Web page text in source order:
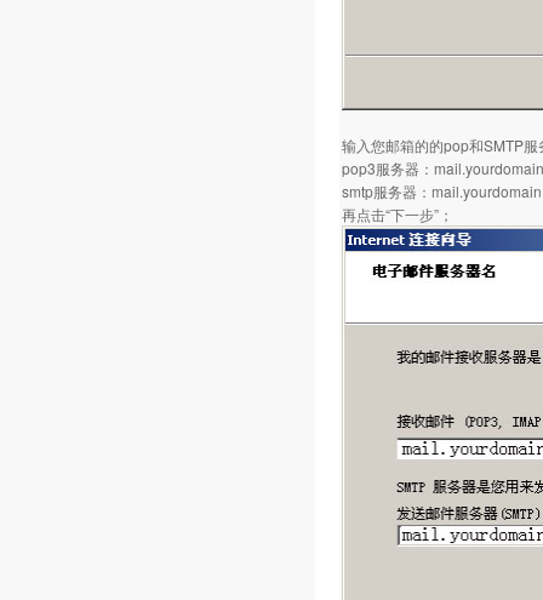
输入您邮箱的的pop和SMTP服
pop3服务器：
smtp服务器：
再点击“下一步”；